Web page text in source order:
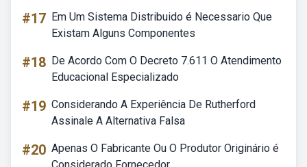
#17 Em Um Sistema Distribuido é Necessario Que
Existam Alguns Componentes
#18 De Acordo Com O Decreto 7.611 O Atendimento
Educacional Especializado
#19 Considerando A Experiência De Rutherford
Assinale A Alternativa Falsa
#20 Apenas O Fabricante Ou O Produtor Originário é